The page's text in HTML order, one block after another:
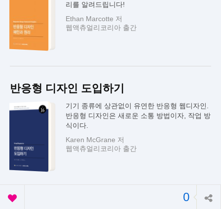
0
리를 알려드립니다!
Ethan Marcotte 저
웹액츄얼리코리아 출간
반응형 디자인 도입하기
기기 종류에 상관없이 유연한 반응형 웹디자인.
반응형 디자인은 새로운 소통 방법이자, 작업 방
식이다.
Karen McGrane 저
웹액츄얼리코리아 출간